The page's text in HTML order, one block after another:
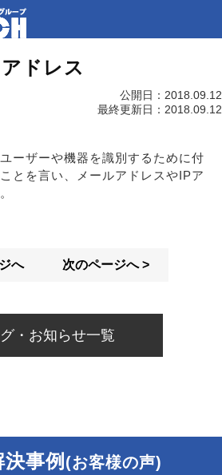
アドレス
公開日： 2018.09.12
最終更新日： 2018.09.12
ーザーや機器を識別するために付
とを言い、メールアドレスやIPア
へ 次のページへ >
・お知らせ一覧
事例 (お客様の声)